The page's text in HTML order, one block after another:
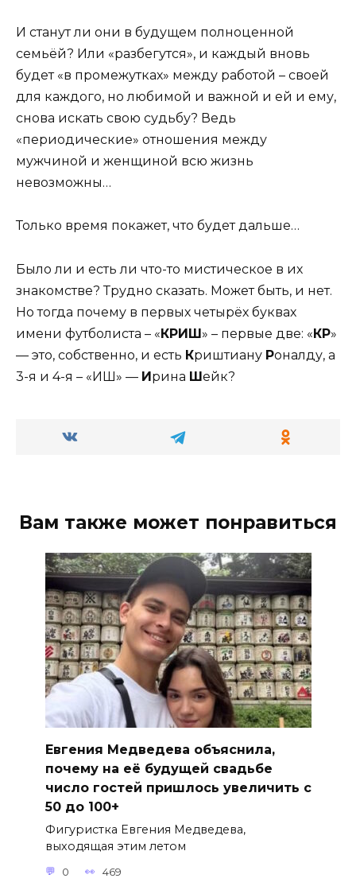
И станут ли они в будущем полноценной
семьёй? Или «разбегутся», и каждый вновь
будет «в промежутках» между работой – своей
для каждого, но любимой и важной и ей и ему,
снова искать свою судьбу? Ведь
«периодические» отношения между
мужчиной и женщиной всю жизнь
невозможны…
Только время покажет, что будет дальше…
Было ли и есть ли что-то мистическое в их
знакомстве? Трудно сказать. Может быть, и нет.
Но тогда почему в первых четырёх буквах
имени футболиста – «КРИШ» – первые две: «КР»
— это, собственно, и есть Криштиану Роналду, а
3-я и 4-я – «ИШ» — Ирина Шейк?
Вам также может понравиться
Евгения Медведева объяснила,
почему на её будущей свадьбе
число гостей пришлось увеличить с
50 до 100+
Фигуристка Евгения Медведева,
выходящая этим летом
0 469